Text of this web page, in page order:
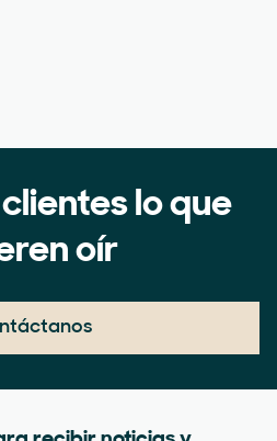
lo que
oír